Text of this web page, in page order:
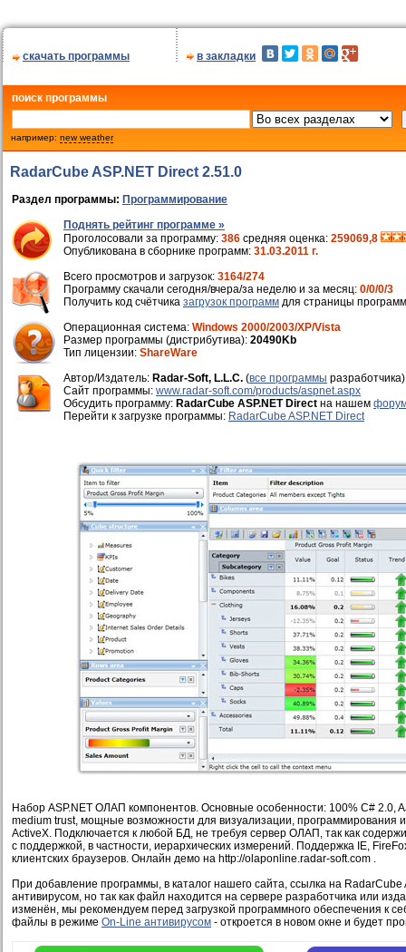
скачать программы в закладки
поиск программы
например: new weather
RadarCube ASP.NET Direct 2.51.0
Раздел программы: Программирование
Поднять рейтинг программе »
Проголосовали за программу: 386 средняя оценка: 259069,8
Опубликована в сборнике программ: 31.03.2011 г.
Всего просмотров и загрузок: 3164/274
Программу скачали сегодня/вчера/за неделю и за месяц: 0/0/0/3
Получить код счётчика загрузок программ для страницы
Операционная система: Windows 2000/2003/XP/Vista
Размер программы (дистрибутива): 20490Kb
Тип лицензии: ShareWare
Автор/Издатель: Radar-Soft, L.L.C. (все программы разработчика)
Cайт программы: www.radar-soft.com/products/aspnet.aspx
Обсудить программу: RadarCube ASP.NET Direct на нашем
Перейти к загрузке программы: RadarCube ASP.NET Direct
Набор ASP.NET ОЛАП компонентов. Основные особенности: 100% C# 2.0,
medium trust, мощные возможности для визуализации, программирования
ActiveX. Подключается к любой БД, не требуя сервер ОЛАП, так как
с поддержкой, в частности, иерархических измерений. Поддержка IE,
клиентских браузеров. Онлайн демо на http://olaponline.radar-soft.com .
При добавление программы, в каталог нашего сайта, ссылка на RadarCube
антивирусом, но так как файл находится на сервере разработчика или
изменён, мы рекомендуем перед загрузкой программного обеспечения к
файлы в режиме On-Line антивирусом - откроется в новом окне и будет